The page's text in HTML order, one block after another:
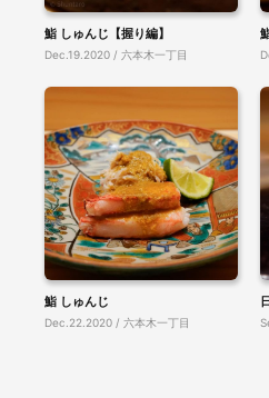
鮨 しゅんじ【握り編】
Dec.19.2020 / 六本木一丁目
鮨 しゅんじ
Dec.22.2020 / 六本木一丁目